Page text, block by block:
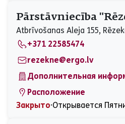
Вторник
09:00 - 15:00
Среда
11:00 -
Четверг
09:00 -
Пятница
09:00 - 15:00
Суббота
Закрыто
Закрыто
Pārstāvniecība
Atbrīvošanas Aleja 155,
+371 22585474
rezekne@ergo.lv
Дополнительная
Расположение
Закрыто⋅Открывается